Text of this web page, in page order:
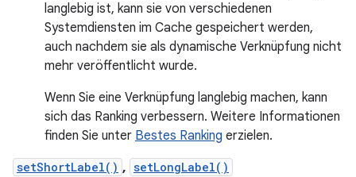
langlebig ist, kann sie von verschiedenen
Systemdiensten im Cache gespeichert werden,
auch nachdem sie als dynamische Verknüpfung nicht
mehr veröffentlicht wurde.
Wenn Sie eine Verknüpfung langlebig machen, kann
sich das Ranking verbessern. Weitere Informationen
finden Sie unter Bestes Ranking erzielen.
setShortLabel() , setLongLabel()